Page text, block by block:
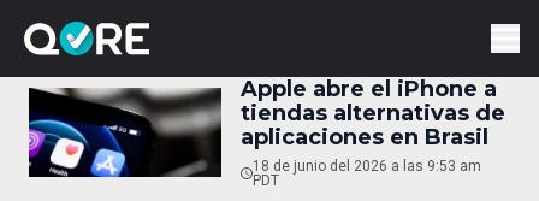
Apple abre el iPhone a
tiendas alternativas de
aplicaciones en Brasil
18 de junio del 2026 a las 9:53 am
PDT